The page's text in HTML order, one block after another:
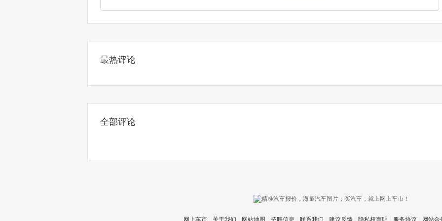
最热评论
全部评论
网上车市 关于我们 网站地图 招聘信息 联系我们 建议反馈 隐私权声明 服务协议 网站合